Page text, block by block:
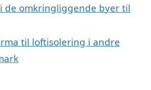
de omkringliggende byer til
til loftisolering i andre